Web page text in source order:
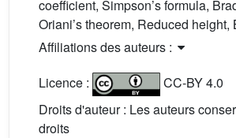
coefficient, Simpson’s formula,
Oriani’s theorem, Reduced height,
Affiliations des auteurs :
Licence :
CC-BY 4.0
Droits d'auteur : Les auteurs
droits